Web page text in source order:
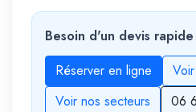
Besoin d'un devis
Réserver en ligne
Voir nos secteurs
06